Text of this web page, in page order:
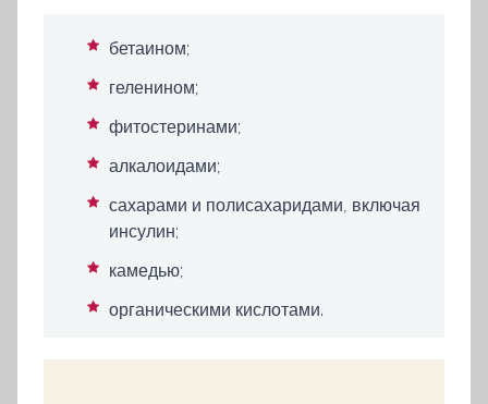
бетаином;
геленином;
фитостеринами;
алкалоидами;
сахарами и полисахаридами, включая
инсулин;
камедью;
органическими кислотами.